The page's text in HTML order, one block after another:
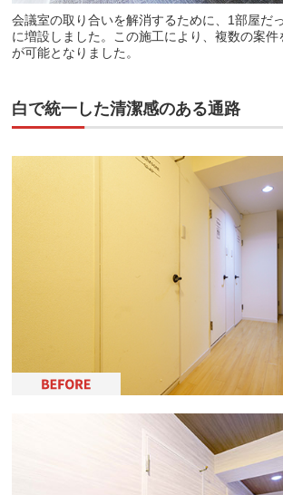
会議室の取り合いを解消するために、1部屋だ
に増設しました。この施工により、複数の案件
が可能となりました。
白で統一した清潔感のある通路